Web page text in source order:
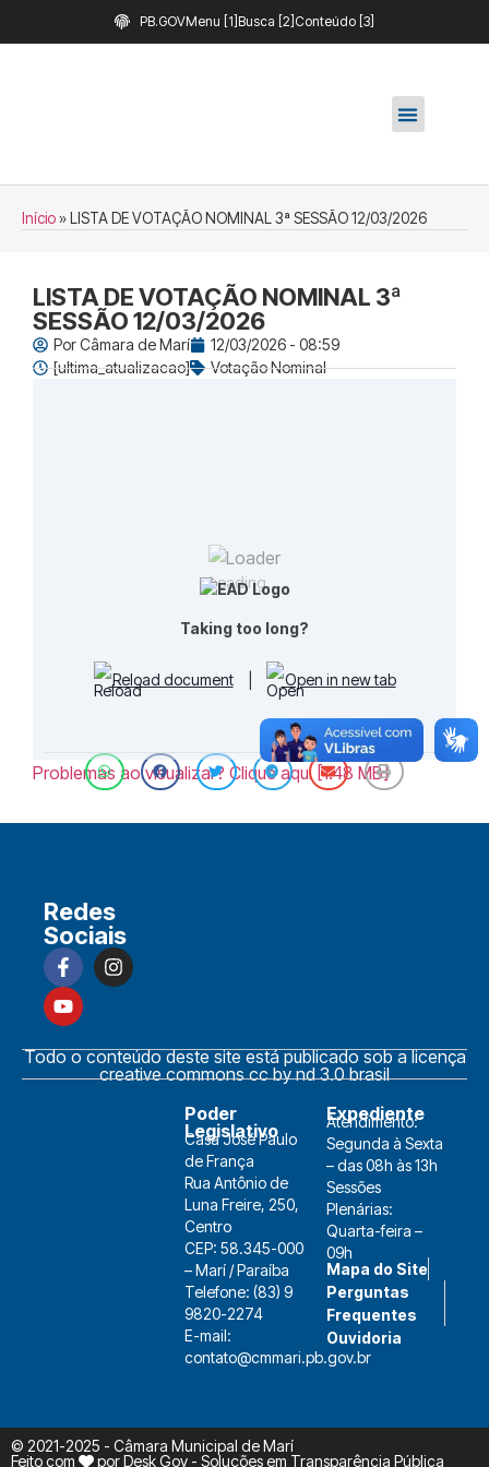
PB.GOVMenu [1] Busca [2] Conteúdo [3]
Início» LISTA DE VOTAÇÃO NOMINAL 3ª SESSÃO 12/03/2026
LISTA DE VOTAÇÃO NOMINAL 3ª
SESSÃO 12/03/2026
PorCâmara de Marí
12/03/2026 - 08:59
[ultima_atualizacao]
Votação Nominal
Loading...
Taking too long?
Reload document Open in new tab
Problemas ao visualizar? Clique aqui [1.48 MB]
Redes
Sociais
Todo o conteúdo deste site está publicado sob a licença
creative commons cc by nd 3.0 brasil
Poder
Legislativo
Casa José Paulo
de França
Rua Antônio de
Luna Freire, 250,
Centro
CEP: 58.345-000
– Marí / Paraíba
Telefone: (83) 9
9820-2274
E-mail:
contato@cmmari.pb.gov.br
Expediente
Atendimento:
Segunda à Sexta
– das 08h às 13h
Sessões
Plenárias:
Quarta-feira –
09h
Mapa do Site
Perguntas
Frequentes
Ouvidoria
© 2021-2025 - Câmara Municipal de Marí
Feito com
porDesk Gov - Soluções em Transparência Pública